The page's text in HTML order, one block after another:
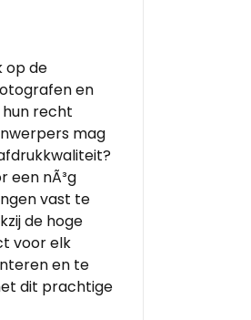
op de
en
recht
mag
een nÃ³g
vast te
de hoge
voor elk
en te
dit prachtige